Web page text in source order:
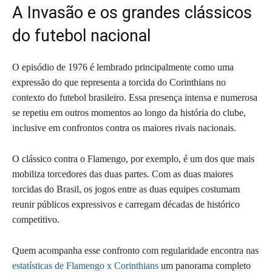
A Invasão e os grandes clássicos
do futebol nacional
O episódio de 1976 é lembrado principalmente como uma
expressão do que representa a torcida do Corinthians no
contexto do futebol brasileiro. Essa presença intensa e numerosa
se repetiu em outros momentos ao longo da história do clube,
inclusive em confrontos contra os maiores rivais nacionais.
O clássico contra o Flamengo, por exemplo, é um dos que mais
mobiliza torcedores das duas partes. Com as duas maiores
torcidas do Brasil, os jogos entre as duas equipes costumam
reunir públicos expressivos e carregam décadas de histórico
competitivo.
Quem acompanha esse confronto com regularidade encontra nas
estatísticas de Flamengo x Corinthians um panorama completo